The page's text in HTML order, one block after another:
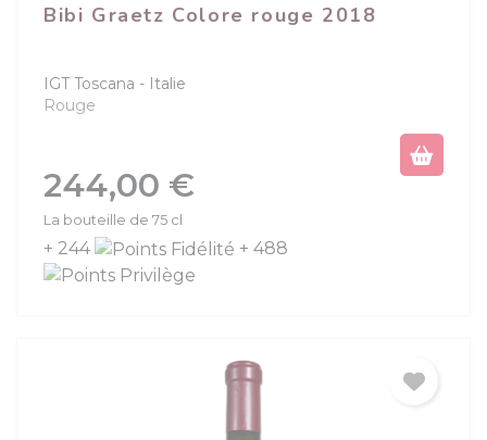
Bibi Graetz Colore rouge 2018
IGT Toscana
Italie
Rouge
Prix
244,00 €
La bouteille de 75 cl
+ 244 + 488